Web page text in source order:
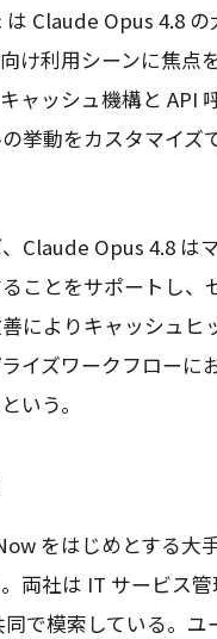
Claude Opus 4.8
け利用シーンに焦点
ャッシュ機構と API
挙動をカスタマイズ
Claude Opus 4.8 は
ことをサポートし
によりキャッシュ
イズワークフローに
いう。
をはじめとする大
両社は IT サービス
で模索している。